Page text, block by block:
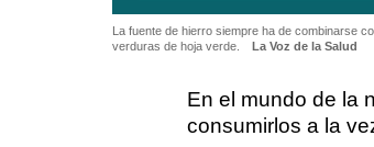
La fuente de hierro siempre ha de combinarse
verduras de hoja verde.
La Voz de la Salud
En el mundo de la
consumirlos a la